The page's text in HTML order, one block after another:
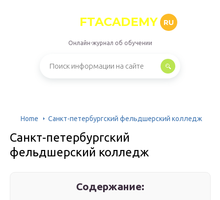
FTACADEMY RU
Онлайн-журнал об обучении
Home Санкт-петербургский фельдшерский колледж
Санкт-петербургский
фельдшерский колледж
Содержание: